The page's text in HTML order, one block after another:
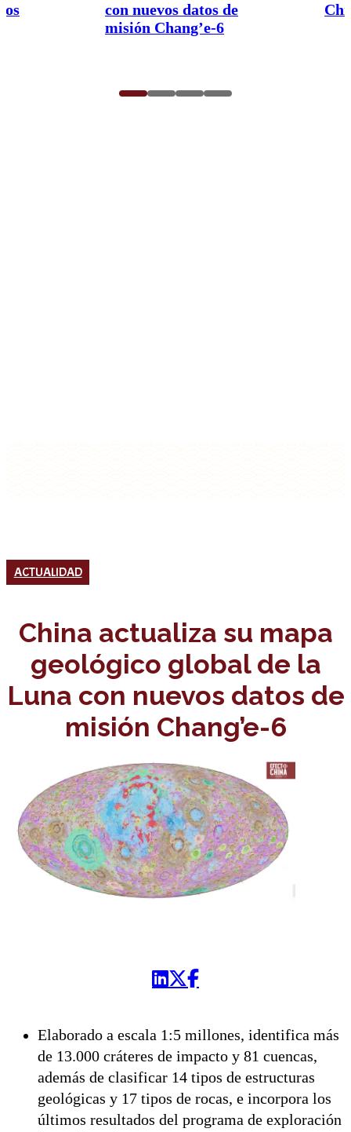
con nuevos datos de
misión Chang’e-6
ACTUALIDAD
China actualiza su mapa
geológico global de la
Luna con nuevos datos de
misión Chang’e-6
Elaborado a escala 1:5 millones, identifica más
de 13.000 cráteres de impacto y 81 cuencas,
además de clasificar 14 tipos de estructuras
geológicas y 17 tipos de rocas, e incorpora los
últimos resultados del programa de exploración